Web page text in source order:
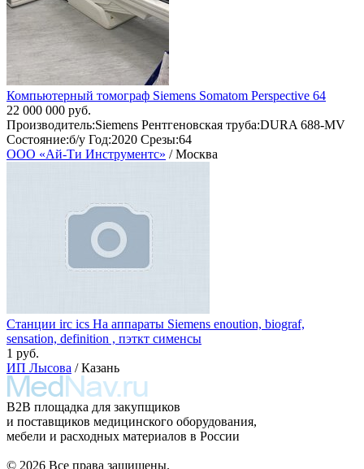
Компьютерный томограф Siemens Somatom Perspective 64
22 000 000 руб.
Производитель:Siemens Рентгеновская труба:DURA 688-MV
Состояние:б/у Год:2020 Срезы:64
ООО «Ай-Ти Инструментс» / Москва
Станции irc ics На аппараты Siemens enoution, biograf,
sensation, definition , пэткт сименсы
1 руб.
ИП Лысова / Казань
B2B площадка для закупщиков
и поставщиков медицинского оборудования,
мебели и расходных материалов в России
© 2026 Все права защищены.